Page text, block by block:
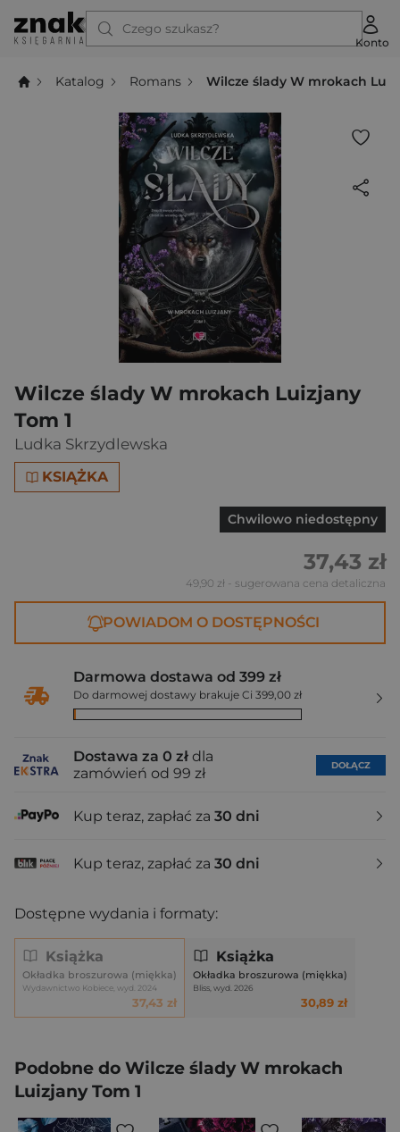
Czego szukasz?
Konto
Katalog Romans Wilcze ślady W mrokach
Wilcze ślady W mrokach Luizjany
Tom 1
Ludka Skrzydlewska
KSIĄŻKA
Chwilowo niedostępny
37,43 zł
49,90 zł - sugerowana cena detaliczna
POWIADOM O DOSTĘPNOŚCI
Darmowa dostawa od 399 zł
Do darmowej dostawy brakuje Ci 399,00 zł
Dostawa za 0 zł dla
zamówień od 99 zł
DOŁĄCZ
Kup teraz, zapłać za 30 dni
Kup teraz, zapłać za 30 dni
Dostępne wydania i formaty:
Książka
Okładka broszurowa (miękka)
Wydawnictwo Kobiece, wyd. 2024
37,43 zł
Książka
Okładka broszurowa (miękka)
Bliss, wyd. 2026
30,89 zł
Podobne do Wilcze ślady W mrokach
Luizjany Tom 1